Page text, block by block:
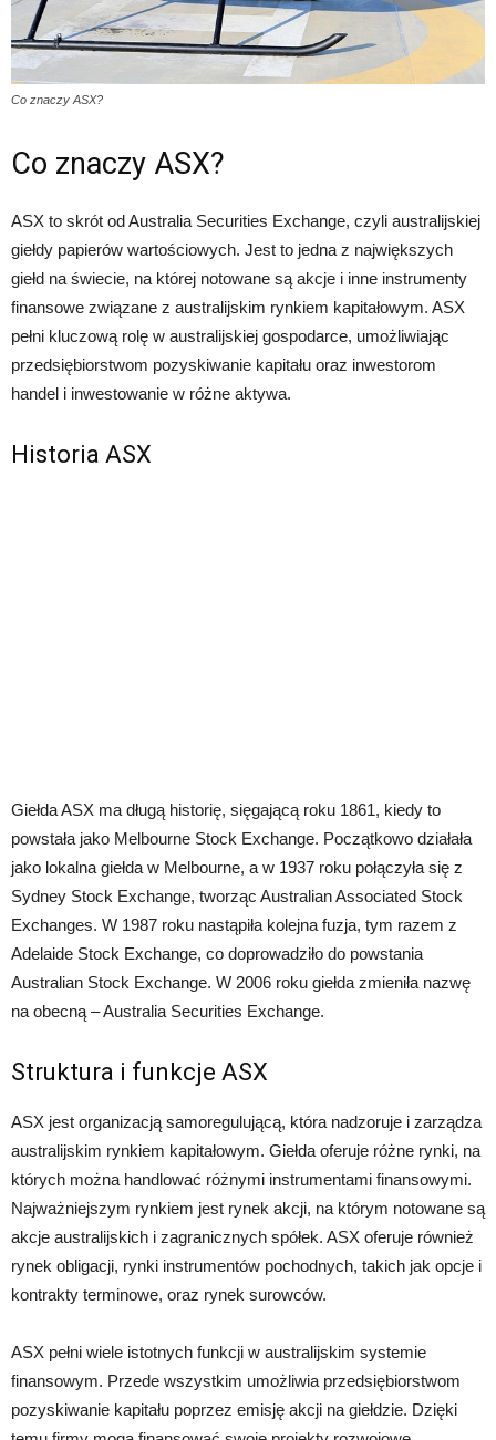
Co znaczy ASX?
Co znaczy ASX?
ASX to skrót od Australia Securities Exchange, czyli australijskiej
giełdy papierów wartościowych. Jest to jedna z największych
giełd na świecie, na której notowane są akcje i inne instrumenty
finansowe związane z australijskim rynkiem kapitałowym. ASX
pełni kluczową rolę w australijskiej gospodarce, umożliwiając
przedsiębiorstwom pozyskiwanie kapitału oraz inwestorom
handel i inwestowanie w różne aktywa.
Historia ASX
Giełda ASX ma długą historię, sięgającą roku 1861, kiedy to
powstała jako Melbourne Stock Exchange. Początkowo działała
jako lokalna giełda w Melbourne, a w 1937 roku połączyła się z
Sydney Stock Exchange, tworząc Australian Associated Stock
Exchanges. W 1987 roku nastąpiła kolejna fuzja, tym razem z
Adelaide Stock Exchange, co doprowadziło do powstania
Australian Stock Exchange. W 2006 roku giełda zmieniła nazwę
na obecną – Australia Securities Exchange.
Struktura i funkcje ASX
ASX jest organizacją samoregulującą, która nadzoruje i zarządza
australijskim rynkiem kapitałowym. Giełda oferuje różne rynki, na
których można handlować różnymi instrumentami finansowymi.
Najważniejszym rynkiem jest rynek akcji, na którym notowane są
akcje australijskich i zagranicznych spółek. ASX oferuje również
rynek obligacji, rynki instrumentów pochodnych, takich jak opcje i
kontrakty terminowe, oraz rynek surowców.
ASX pełni wiele istotnych funkcji w australijskim systemie
finansowym. Przede wszystkim umożliwia przedsiębiorstwom
pozyskiwanie kapitału poprzez emisję akcji na giełdzie. Dzięki